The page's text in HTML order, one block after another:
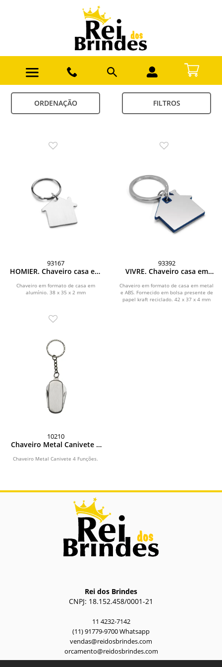
ORDENAÇÃO FILTROS
93167
HOMIER. Chaveiro casa em
Chaveiro em formato de casa em
alumínio. 38 x 35 x 2 mm
93392
VIVRE. Chaveiro casa em
Chaveiro em formato de casa em metal
e ABS. Fornecido em bolsa presente de
papel kraft reciclado. 42 x 37 x 4 mm
10210
Chaveiro Metal Canivete 4
Chaveiro Metal Canivete 4 Funções.
Rei dos Brindes
CNPJ: 18.152.458/0001-21
11 4232-7142
(11) 91779-9700 Whatsapp
vendas@reidosbrindes.com
orcamento@reidosbrindes.com